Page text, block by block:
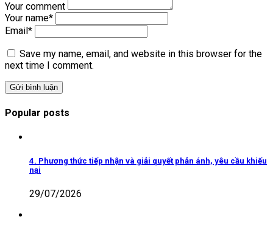
Your comment
Your name*
Email *
Save my name, email, and website in this browser for the
next time I comment.
Popular posts
4. Phương thức tiếp nhận và giải quyết phản ánh, yêu cầu khiếu
nại
29/07/2026